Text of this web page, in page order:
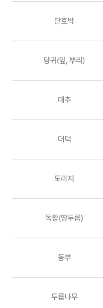
단호박
당귀(잎, 뿌리)
대추
더덕
도라지
독활(땅두릅)
동부
두릅나무